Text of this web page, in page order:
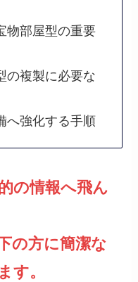
物部屋型の重要
の複製に必要な
へ強化する手順
の情報へ飛ん
の方に簡潔な
す。